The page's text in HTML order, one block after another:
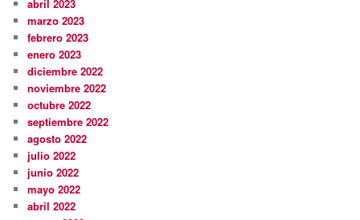
abril 2023
marzo 2023
febrero 2023
enero 2023
diciembre 2022
noviembre 2022
octubre 2022
septiembre 2022
agosto 2022
julio 2022
junio 2022
mayo 2022
abril 2022